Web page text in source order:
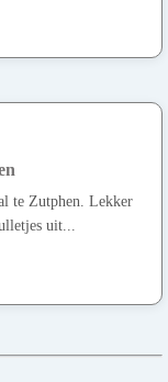
te Zutphen. Lekker
uit...